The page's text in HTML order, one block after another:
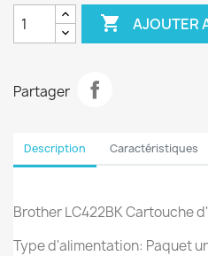
 AJOUTER
Partager
Description Caractéristiques
Brother LC422BK Cartouche
Type d'alimentation: Paquet